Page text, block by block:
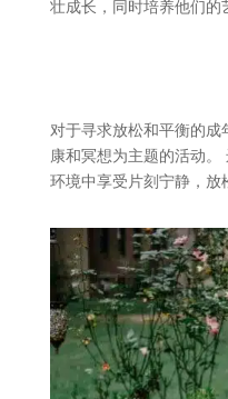
壮成长，同时培养他们的
对于寻求放松和平衡的成
康和冥想为主题的活动
环境中享受片刻宁静，放